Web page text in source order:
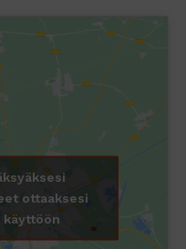
ottaaksesi
käyttöön